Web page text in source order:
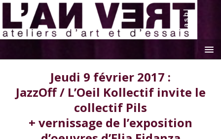
Jeudi 9 février 2017 :
JazzOff / L’Oeil Kollectif invite le
collectif Pils
+ vernissage de l’exposition